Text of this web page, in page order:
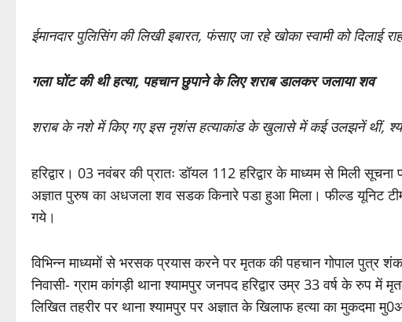
ईमानदार पुलिसिंग की लिखी इबारत, फंसाए जा रहे खोका स्वामी को दिलाई
गला घोंट की थी हत्या, पहचान छुपाने के लिए शराब डालकर जलाया शव
शराब के नशे में किए गए इस नृशंस हत्याकांड के खुलासे में कई उलझनें थीं,
हरिद्वार। 03 नवंबर की प्रातः डॉयल 112 हरिद्वार के माध्यम से मिली
अज्ञात पुरुष का अधजला शव सडक किनारे पडा हुआ मिला। फील्ड यूनिट
गये।
विभिन्न माध्यमों से भरसक प्रयास करने पर मृतक की पहचान गोपाल पुत्र
निवासी- ग्राम कांगड़ी थाना श्यामपुर जनपद हरिद्वार उम्र 33 वर्ष के रुप में
लिखित तहरीर पर थाना श्यामपुर पर अज्ञात के खिलाफ हत्या का मुकदमा